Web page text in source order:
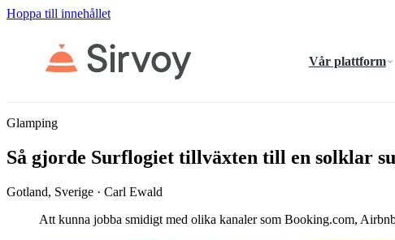
Hoppa till innehållet
Vår plattform
Glamping
Så gjorde Surflogiet tillväxten till en solklar
Gotland, Sverige · Carl Ewald
Att kunna jobba smidigt med olika kanaler som Booking.com,